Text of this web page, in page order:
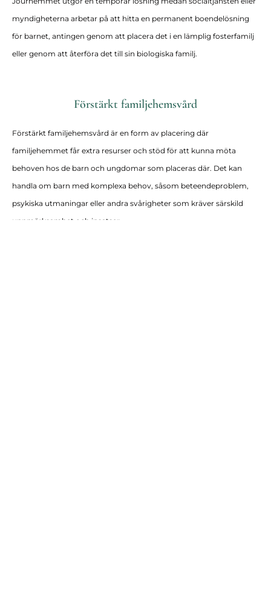
myndigheterna arbetar på att hitta en permanent boendelösning
för barnet, antingen genom att placera det i en lämplig fosterfamilj
eller genom att återföra det till sin biologiska familj.
Förstärkt familjehemsvård
Förstärkt familjehemsvård är en form av placering där
familjehemmet får extra resurser och stöd för att kunna möta
behoven hos de barn och ungdomar som placeras där. Det kan
handla om barn med komplexa behov, såsom beteendeproblem,
psykiska utmaningar eller andra svårigheter som kräver särskild
uppmärksamhet och insatser.